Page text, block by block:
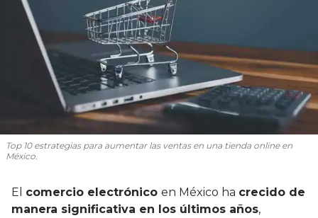
Top 10 estrategias para aumentar las ventas en una tienda online en
México.
El comercio electrónico en México ha crecido de
manera significativa en los últimos años,